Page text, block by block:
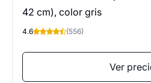
42 cm), color gris
4.6 (556)
Ver